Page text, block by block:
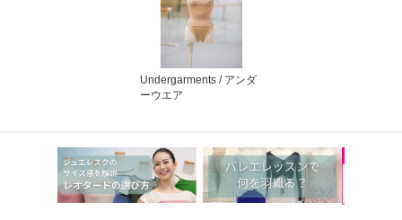
Undergarments / アンダ
ーウエア